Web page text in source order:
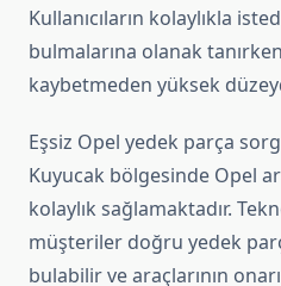
Kullanıcıların kolaylıkla
bulmalarına olanak
kaybetmeden yüksek
Eşsiz Opel yedek parça
Kuyucak bölgesinde Opel
kolaylık sağlamaktadır.
müşteriler doğru yedek
bulabilir ve araçlarının